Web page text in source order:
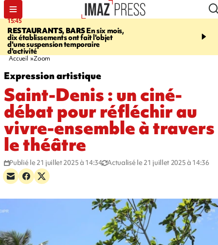
15:45
RESTAURANTS, BARSEn six mois,
dix établissements ont fait l'objet
d'une suspension temporaire
d'activité
17:17
Angeles, un homme vit
Accueil Zoom
Expression artistique
Saint-Denis : un ciné-
débat pour réfléchir au
vivre-ensemble à travers
le théâtre
Publié le 21 juillet 2025 à 14:34 Actualisé le 21 juillet 2025 à 14:36